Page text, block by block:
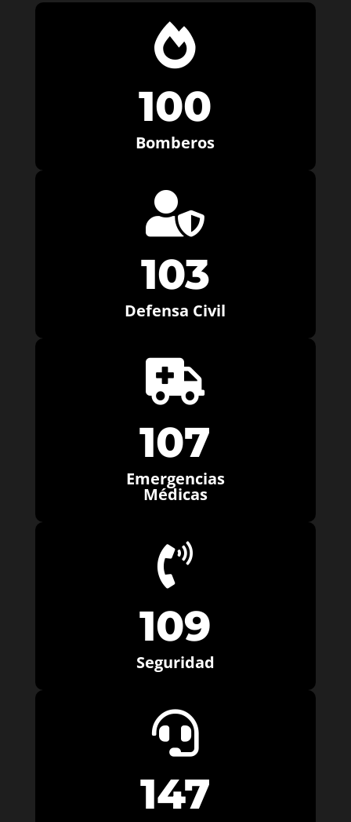

100
Bomberos

103
Defensa Civil

107
Emergencias
Médicas

109
Seguridad

147